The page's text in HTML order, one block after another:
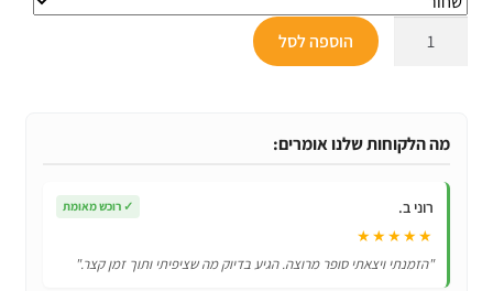
₪299.
₪169.
סוללה
Xiaomi
בקיבולת
הוספה לסל
מה הלקוחות שלנו אומרים:
רוני ב. ✓ רוכש מאומת
★★★★★
"הזמנתי ויצאתי סופר מרוצה. הגיע בדיוק מה שציפיתי ותוך זמן קצר."